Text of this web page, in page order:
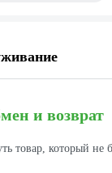
и возврат
товар, который не